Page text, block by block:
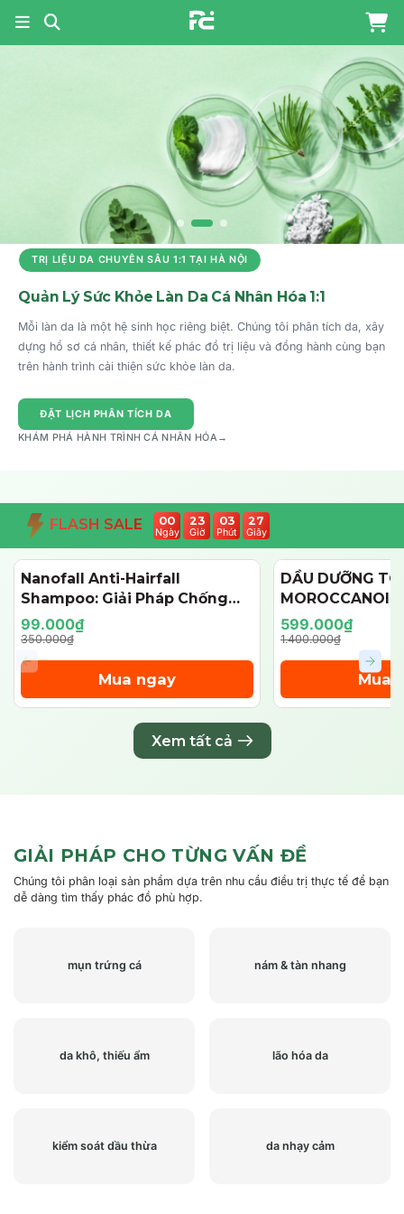
PHARMA COSMETICS
TRỊ LIỆU DA CHUYÊN SÂU 1:1 TẠI HÀ NỘI
Quản Lý Sức Khỏe Làn Da Cá Nhân Hóa 1:1
Mỗi làn da là một hệ sinh học riêng biệt. Chúng tôi phân tích da, xây
dựng hồ sơ cá nhân, thiết kế phác đồ trị liệu và đồng hành cùng bạn
trên hành trình cải thiện sức khỏe làn da.
ĐẶT LỊCH PHÂN TÍCH DA
KHÁM PHÁ HÀNH TRÌNH CÁ NHÂN HÓA→
FLASH SALE 00
Ngày
23
Giờ
03
Phút
26
Giây
- 72%
Nanofall Anti-Hairfall
Shampoo: Giải Pháp Chống
Rụng & Kích Thích Mọc Tóc
Chuẩn Y Khoa
99.000₫
350.000₫
Mua ngay
- 57%
DẦU DƯỠNG
MOROCCANOIL
125ML (PHIÊN
599.000₫
1.400.000₫
Mua
Xem tất cả
GIẢI PHÁP CHO TỪNG VẤN ĐỀ
Chúng tôi phân loại sản phẩm dựa trên nhu cầu điều trị thực tế để bạn
dễ dàng tìm thấy phác đồ phù hợp.
mụn trứng cá nám & tàn nhang
da khô, thiếu ẩm lão hóa da
kiểm soát dầu thừa da nhạy cảm